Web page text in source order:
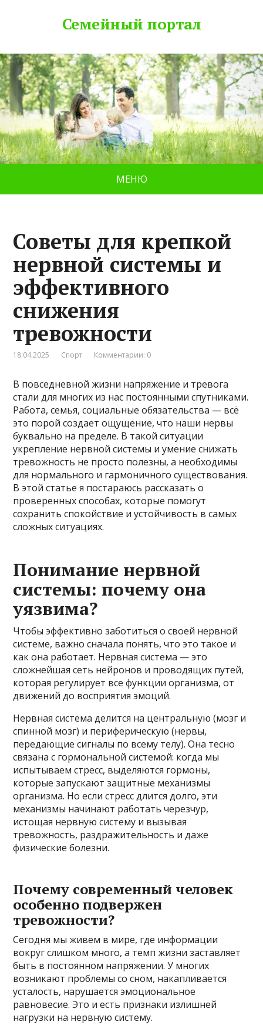
Семейный портал
МЕНЮ
Советы для крепкой
нервной системы и
эффективного
снижения
тревожности
18.04.2025 Спорт Комментарии: 0
В повседневной жизни напряжение и тревога
стали для многих из нас постоянными спутниками.
Работа, семья, социальные обязательства — всё
это порой создает ощущение, что наши нервы
буквально на пределе. В такой ситуации
укрепление нервной системы и умение снижать
тревожность не просто полезны, а необходимы
для нормального и гармоничного существования.
В этой статье я постараюсь рассказать о
проверенных способах, которые помогут
сохранить спокойствие и устойчивость в самых
сложных ситуациях.
Понимание нервной
системы: почему она
уязвима?
Чтобы эффективно заботиться о своей нервной
системе, важно сначала понять, что это такое и
как она работает. Нервная система — это
сложнейшая сеть нейронов и проводящих путей,
которая регулирует все функции организма, от
движений до восприятия эмоций.
Нервная система делится на центральную (мозг и
спинной мозг) и периферическую (нервы,
передающие сигналы по всему телу). Она тесно
связана с гормональной системой: когда мы
испытываем стресс, выделяются гормоны,
которые запускают защитные механизмы
организма. Но если стресс длится долго, эти
механизмы начинают работать черезчур,
истощая нервную систему и вызывая
тревожность, раздражительность и даже
физические болезни.
Почему современный человек
особенно подвержен
тревожности?
Сегодня мы живем в мире, где информации
вокруг слишком много, а темп жизни заставляет
быть в постоянном напряжении. У многих
возникают проблемы со сном, накапливается
усталость, нарушается эмоциональное
равновесие. Это и есть признаки излишней
нагрузки на нервную систему.